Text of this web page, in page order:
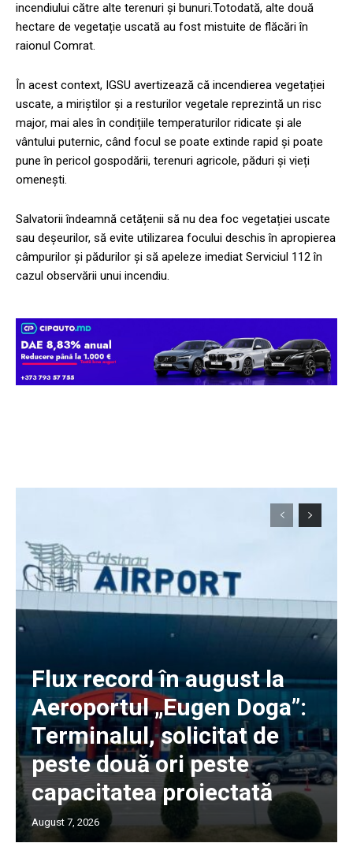
incendiului către alte terenuri și bunuri.Totodată, alte două
hectare de vegetație uscată au fost mistuite de flăcări în
raionul Comrat.
În acest context, IGSU avertizează că incendierea vegetației
uscate, a miriștilor și a resturilor vegetale reprezintă un risc
major, mai ales în condițiile temperaturilor ridicate și ale
vântului puternic, când focul se poate extinde rapid și poate
pune în pericol gospodării, terenuri agricole, păduri și vieți
omenești.
Salvatorii îndeamnă cetățenii să nu dea foc vegetației uscate
sau deșeurilor, să evite utilizarea focului deschis în apropierea
câmpurilor și pădurilor și să apeleze imediat Serviciul 112 în
cazul observării unui incendiu.
Flux record în august la
Aeroportul „Eugen Doga”:
Terminalul, solicitat de
peste două ori peste
capacitatea proiectată
August 7, 2026